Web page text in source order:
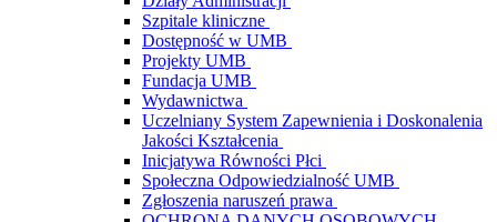
Szpitale kliniczne
Dostępność w UMB
Projekty UMB
Fundacja UMB
Wydawnictwa
Uczelniany System Zapewnienia i Doskonalenia
Jakości Kształcenia
Inicjatywa Równości Płci
Społeczna Odpowiedzialność UMB
Zgłoszenia naruszeń prawa